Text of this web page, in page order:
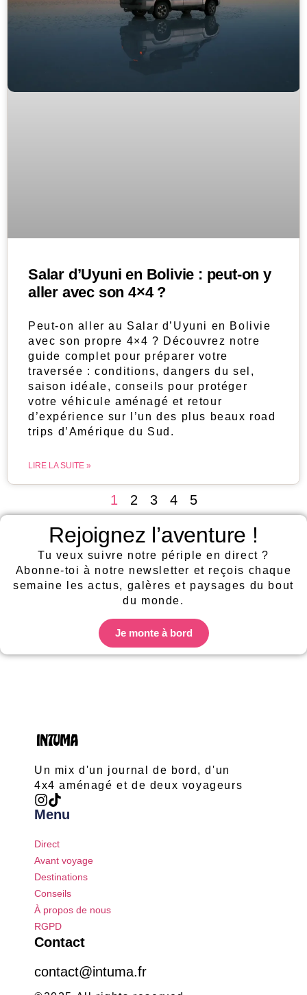
Salar d’Uyuni en Bolivie : peut-on y
aller avec son 4×4 ?
Peut-on aller au Salar d’Uyuni en Bolivie
avec son propre 4×4 ? Découvrez notre
guide complet pour préparer votre
traversée : conditions, dangers du sel,
saison idéale, conseils pour protéger
votre véhicule aménagé et retour
d’expérience sur l’un des plus beaux road
trips d’Amérique du Sud.
LIRE LA SUITE »
1 2 3 4 5
Rejoignez l’aventure !
Tu veux suivre notre périple en direct ?
Abonne-toi à notre newsletter et reçois chaque
semaine les actus, galères et paysages du bout
du monde.
Je monte à bord
Un mix d'un journal de bord, d'un
4x4 aménagé et de deux voyageurs
Menu
Direct
Avant voyage
Destinations
Conseils
À propos de nous
RGPD
Contact
contact@intuma.fr